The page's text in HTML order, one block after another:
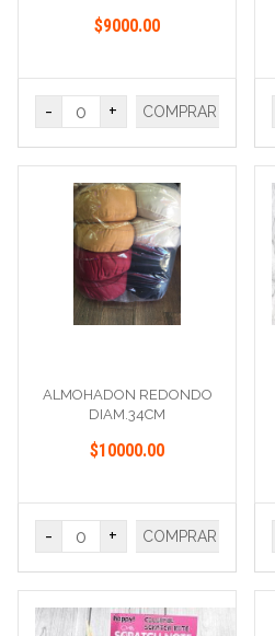
$9000.00
- + COMPRAR
ALMOHADON REDONDO
DIAM.34CM
$10000.00
- + COMPRAR